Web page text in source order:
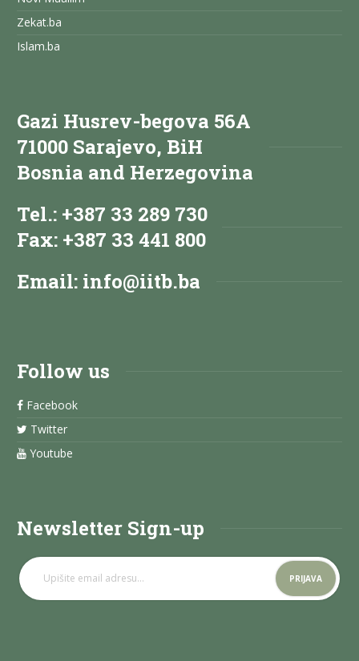
Zekat.ba
Islam.ba
Gazi Husrev-begova 56A
71000 Sarajevo, BiH
Bosnia and Herzegovina
Tel.: +387 33 289 730
Fax: +387 33 441 800
Email: info@iitb.ba
Follow us
Facebook
Twitter
Youtube
Newsletter Sign-up